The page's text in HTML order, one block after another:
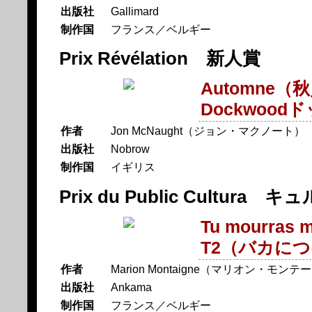
出版社
Gallimard
制作国
フランス／ベルギー
Prix Révélation 新人賞
Automne（
Dockwoodド
作者
Jon McNaught（ジョン・マクノート）
出版社
Nobrow
制作国
イギリス
Prix du Public Cultura キュ
Tu mourras
T2（バカに
作者
Marion Montaigne（マリオン・モンテ
出版社
Ankama
制作国
フランス／ベルギー